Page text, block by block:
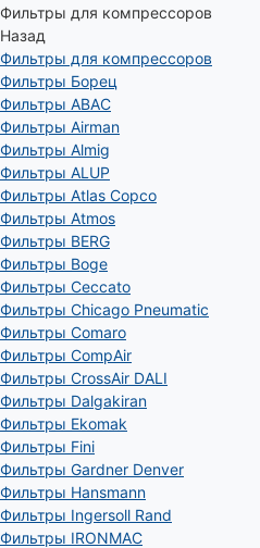
Фильтры для компрессоров
Назад
Фильтры для компрессоров
Фильтры Борец
Фильтры ABAC
Фильтры Airman
Фильтры Almig
Фильтры ALUP
Фильтры Atlas Copco
Фильтры Atmos
Фильтры BERG
Фильтры Boge
Фильтры Ceccato
Фильтры Chicago Pneumatic
Фильтры Comaro
Фильтры CompAir
Фильтры CrossAir DALI
Фильтры Dalgakiran
Фильтры Ekomak
Фильтры Fini
Фильтры Gardner Denver
Фильтры Hansmann
Фильтры Ingersoll Rand
Фильтры IRONMAC